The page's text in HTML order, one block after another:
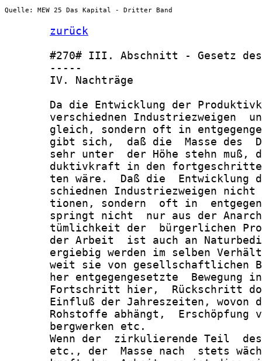
Quelle: MEW 25 Das Kapital - Dritter Band
zurück